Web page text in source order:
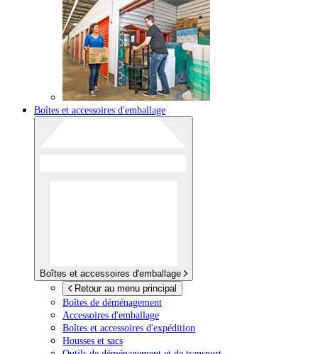
Boîtes et accessoires d'emballage
Boîtes et accessoires d'emballage
Retour au menu principal
Boîtes de déménagement
Accessoires d'emballage
Boîtes et accessoires d'expédition
Housses et sacs